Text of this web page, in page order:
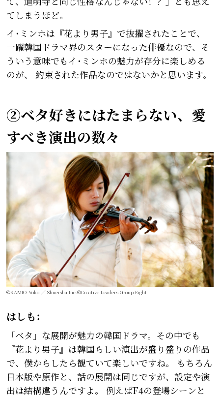
てしまうほど。
イ･ミンホは『花より男子』で抜擢されたことで、
一躍韓国ドラマ界のスターになった俳優なので、そ
ういう意味でもイ･ミンホの魅力が存分に楽しめる
のが、 約束された作品なのではないかと思います。
②ベタ好きにはたまらない、愛
すべき演出の数々
©KAMIO Yoko ／ Shueisha Inc.©Creative Leaders Group Eight
はしも：
「ベタ」な展開が魅力の韓国ドラマ。その中でも
『花より男子』は韓国らしい演出が盛り盛りの作品
で、僕からしたら観ていて楽しいですね。 もちろん
日本版や原作と、話の展開は同じですが、設定や演
出は結構違うんですよ。 例えばF4の登場シーンと